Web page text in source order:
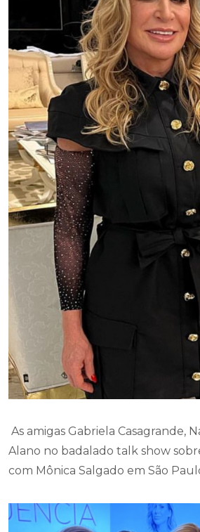
As amigas Gabriela Casagrande,
Alano no badalado talk show
com Mônica Salgado em São